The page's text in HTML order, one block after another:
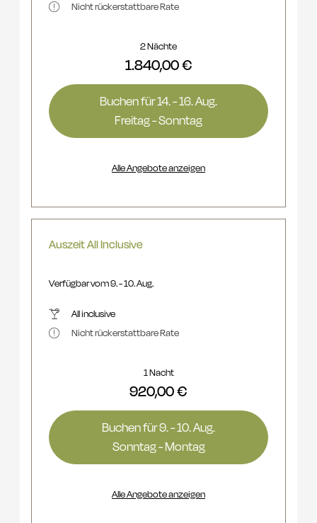
Nicht rückerstattbare Rate
2 Nächte
1.840,00 €
Buchen für14. - 16. Aug.
Freitag - Sonntag
Alle Angebote anzeigen
Auszeit All Inclusive
Verfügbar vom 9. - 10. Aug.
All inclusive
Nicht rückerstattbare Rate
1 Nacht
920,00 €
Buchen für9. - 10. Aug.
Sonntag - Montag
Alle Angebote anzeigen